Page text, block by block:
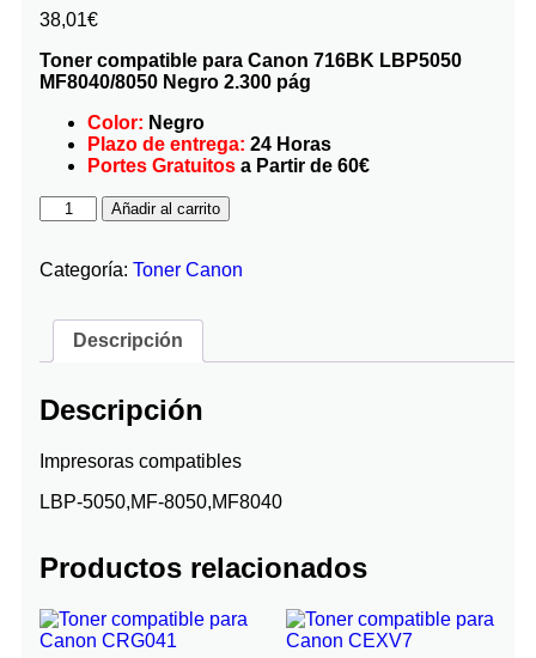
38,01€
Toner compatible para Canon 716BK LBP5050
MF8040/8050 Negro 2.300 pág
Color: Negro
Plazo de entrega: 24 Horas
Portes Gratuitos a Partir de 60€
Añadir al carrito
Categoría: Toner Canon
Descripción
Descripción
Impresoras compatibles
LBP-5050,MF-8050,MF8040
Productos relacionados